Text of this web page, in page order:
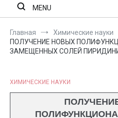
MENU
Главная
Химические науки
ПОЛУЧЕНИЕ НОВЫХ
ЗАМЕЩЕННЫХ СОЛЕЙ
ХИМИЧЕСКИЕ НАУКИ